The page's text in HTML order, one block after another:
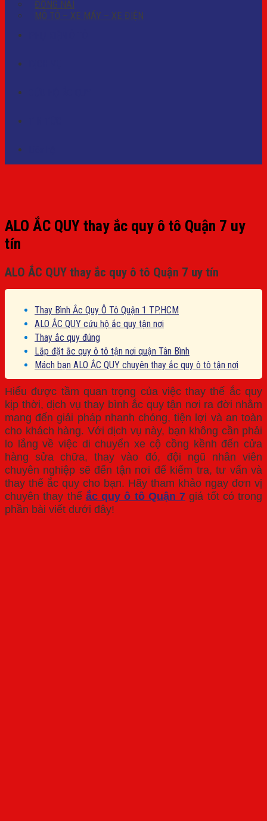
ĐỒNG NAI
MÔ TÔ – XE MÁY – XE ĐIỆN
ALO ẮC QUY thay ắc quy ô tô Quận 7 uy
tín
ALO ẮC QUY thay ắc quy ô tô Quận 7 uy tín
Thay Bình Ắc Quy Ô Tô Quận 1 TP.HCM
ALO ẮC QUY cứu hộ ắc quy tận nơi
Thay ắc quy đúng
Lắp đặt ắc quy ô tô tận nơi quận Tân Bình
Mách bạn ALO ẮC QUY chuyên thay ắc quy ô tô tận nơi
Hiểu được tầm quan trọng của việc thay thế ắc quy
kịp thời, dịch vụ thay bình ắc quy tận nơi ra đời nhằm
mang đến giải pháp nhanh chóng, tiện lợi và an toàn
cho khách hàng. Với dịch vụ này, bạn không cần phải
lo lắng về việc di chuyển xe cộ cồng kềnh đến cửa
hàng sửa chữa, thay vào đó, đội ngũ nhân viên
chuyên nghiệp sẽ đến tận nơi để kiểm tra, tư vấn và
thay thế ắc quy cho bạn. Hãy tham khảo ngay đơn vị
chuyên thay thế ắc quy ô tô Quận 7 giá tốt có trong
phần bài viết dưới đây!